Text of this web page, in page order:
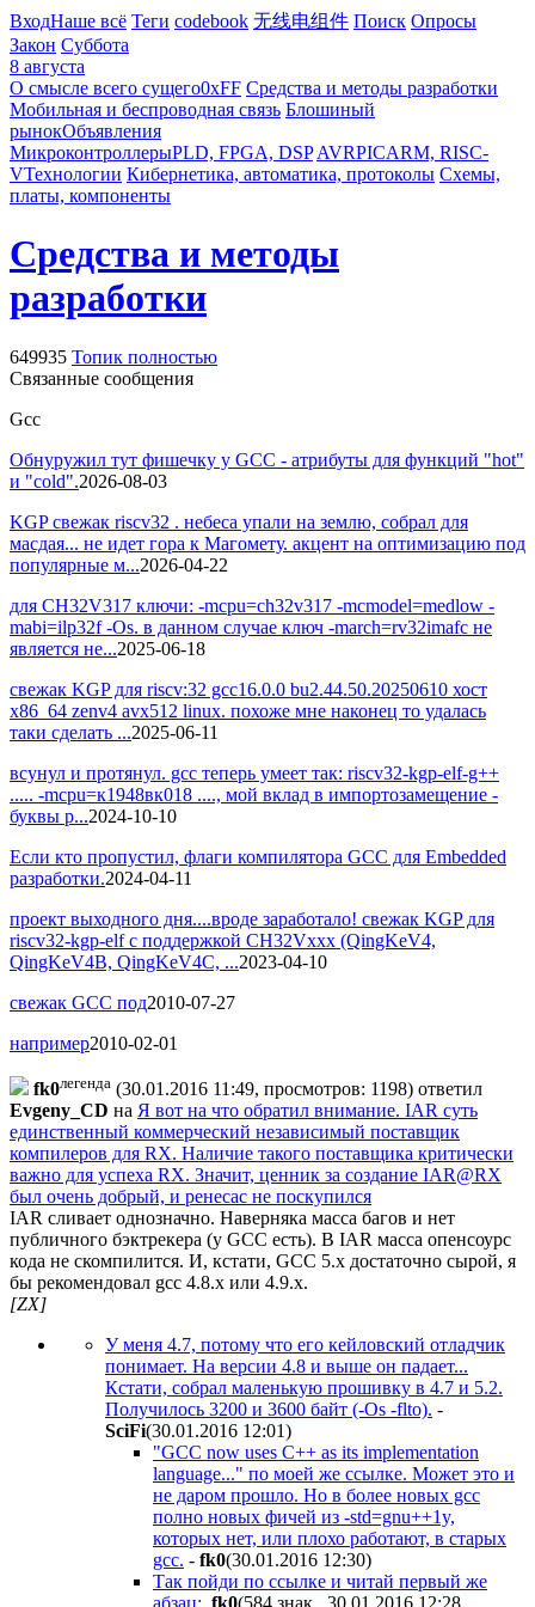
ВходНаше всё Теги codebook 无线电组件 Поиск Опросы
Закон Суббота
8 августа
О смысле всего сущего0xFF Средства и методы разработки
Мобильная и беспроводная связь Блошиный
рынокОбъявления
МикроконтроллерыPLD, FPGA, DSP AVRPICARM, RISC-
VТехнологии Кибернетика, автоматика, протоколы Схемы,
платы, компоненты
Средства и методы
разработки
649935 Топик полностью
Связанные сообщения
Gcc
Обнуружил тут фишечку у GCC - атрибуты для функций "hot"
и "cold".2026-08-03
KGP свежак riscv32 . небеса упали на землю, собрал для
масдая... не идет гора к Магомету. акцент на оптимизацию под
популярные м...2026-04-22
для CH32V317 ключи: -mcpu=ch32v317 -mcmodel=medlow -
mabi=ilp32f -Os. в данном случае ключ -march=rv32imafc не
является не...2025-06-18
свежак KGP для riscv:32 gcc16.0.0 bu2.44.50.20250610 хост
x86_64 zenv4 avx512 linux. похоже мне наконец то удалась
таки сделать ...2025-06-11
всунул и протянул. gcc теперь умеет так: riscv32-kgp-elf-g++
..... -mcpu=к1948вк018 ...., мой вклад в импортозамещение -
буквы р...2024-10-10
Если кто пропустил, флаги компилятора GCC для Embedded
разработки.2024-04-11
проект выходного дня....вроде заработало! свежак KGP для
riscv32-kgp-elf с поддержкой CH32Vxxx (QingKeV4,
QingKeV4B, QingKeV4C, ...2023-04-10
свежак GCC под2010-07-27
например2010-02-01
fk0легенда (30.01.2016 11:49, просмотров: 1198) ответил
Evgeny_CD на Я вот на что обратил внимание. IAR суть
единственный коммерческий независимый поставщик
компилеров для RX. Наличие такого поставщика критически
важно для успеха RX. Значит, ценник за создание IAR@RX
был очень добрый, и ренесас не поскупился
IAR сливает однозначно. Наверняка масса багов и нет
публичного бэктрекера (у GCC есть). В IAR масса опенсоурс
кода не скомпилится. И, кстати, GCC 5.x достаточно сырой, я
бы рекомендовал gcc 4.8.x или 4.9.x.
[ZX]
У меня 4.7, потому что его кейловский отладчик
понимает. На версии 4.8 и выше он падает...
Кстати, собрал маленькую прошивку в 4.7 и 5.2.
Получилось 3200 и 3600 байт (-Os -flto). -
SciFi(30.01.2016 12:01)
"GCC now uses C++ as its implementation
language..." по моей же ссылке. Может это и
не даром прошло. Но в более новых gcc
полно новых фичей из -std=gnu++1y,
которых нет, или плохо работают, в старых
gcc. - fk0(30.01.2016 12:30)
Так пойди по ссылке и читай первый же